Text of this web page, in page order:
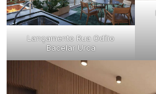
Lançamento Rua Odílio
Bacelar Urca